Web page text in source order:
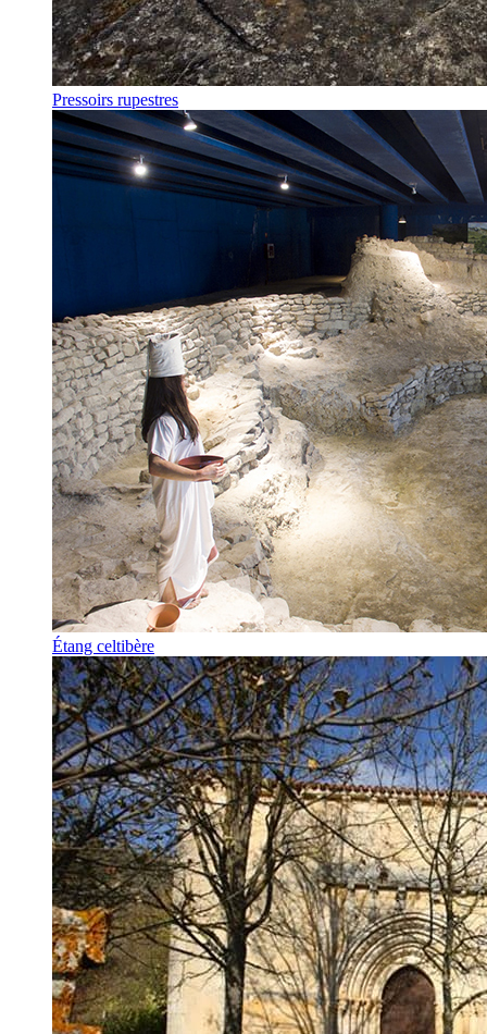
Pressoirs rupestres
Étang celtibère